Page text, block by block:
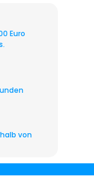
Euro
von